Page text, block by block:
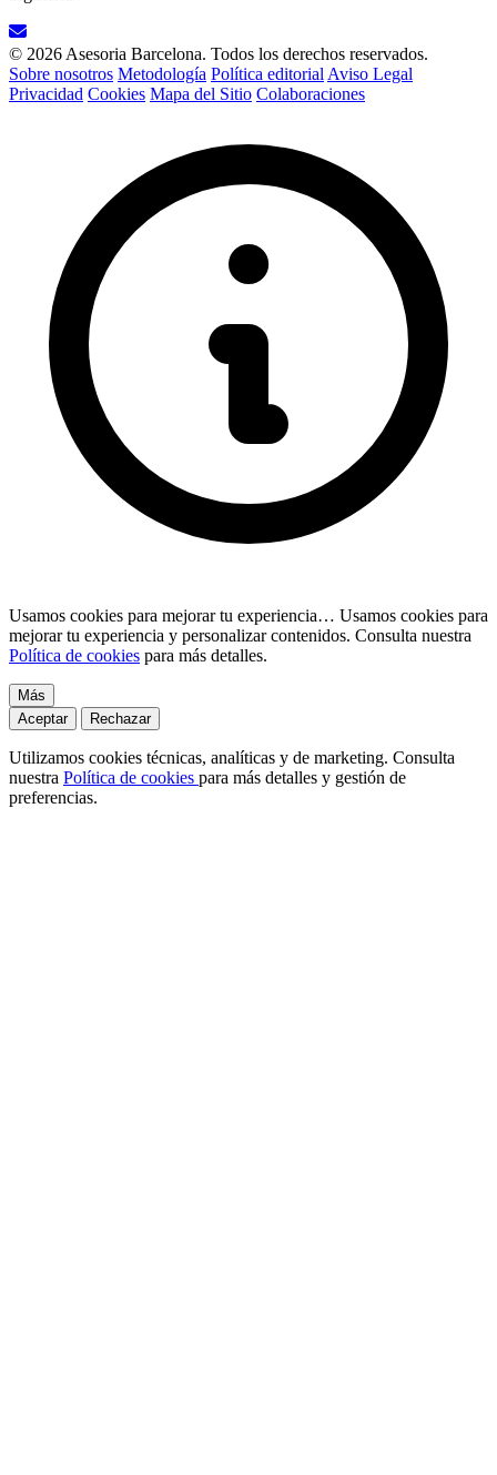
© 2026 Asesoria Barcelona. Todos los derechos reservados.
Sobre nosotros Metodología Política editorial Aviso Legal
Privacidad Cookies Mapa del Sitio Colaboraciones
Usamos cookies para mejorar tu experiencia… Usamos cookies para
mejorar tu experiencia y personalizar contenidos. Consulta nuestra
Política de cookies para más detalles.
Más
Aceptar
Rechazar
Utilizamos cookies técnicas, analíticas y de marketing. Consulta
nuestra Política de cookies para más detalles y gestión de
preferencias.